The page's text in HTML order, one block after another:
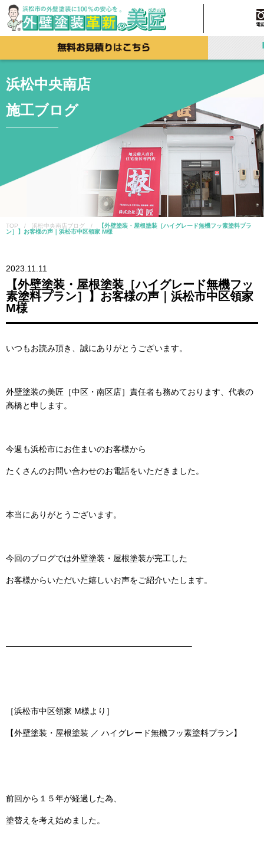
浜松中央南店
施工ブログ
TOP / 浜松中央南店ブログ /
【外壁塗装・屋根塗装［ハイグレード無機フッ素塗料プラ
ン］】お客様の声｜浜松市中区領家 M様
2023.11.11
【外壁塗装・屋根塗装［ハイグレード無機フッ
素塗料プラン］】お客様の声｜浜松市中区領家
M様
いつもお読み頂き、誠にありがとうございます。
外壁塗装の美匠［中区・南区店］責任者も務めております、代表の
高橋と申します。
今週も浜松市にお住まいのお客様から
たくさんのお問い合わせのお電話をいただきました。
本当にありがとうございます。
今回のブログでは外壁塗装・屋根塗装が完工した
お客様からいただいた嬉しいお声をご紹介いたします。
——————————————————————–
［浜松市中区領家 M様より］
【外壁塗装・屋根塗装 ／ ハイグレード無機フッ素塗料プラン】
前回から１５年が経過した為、
塗替えを考え始めました。